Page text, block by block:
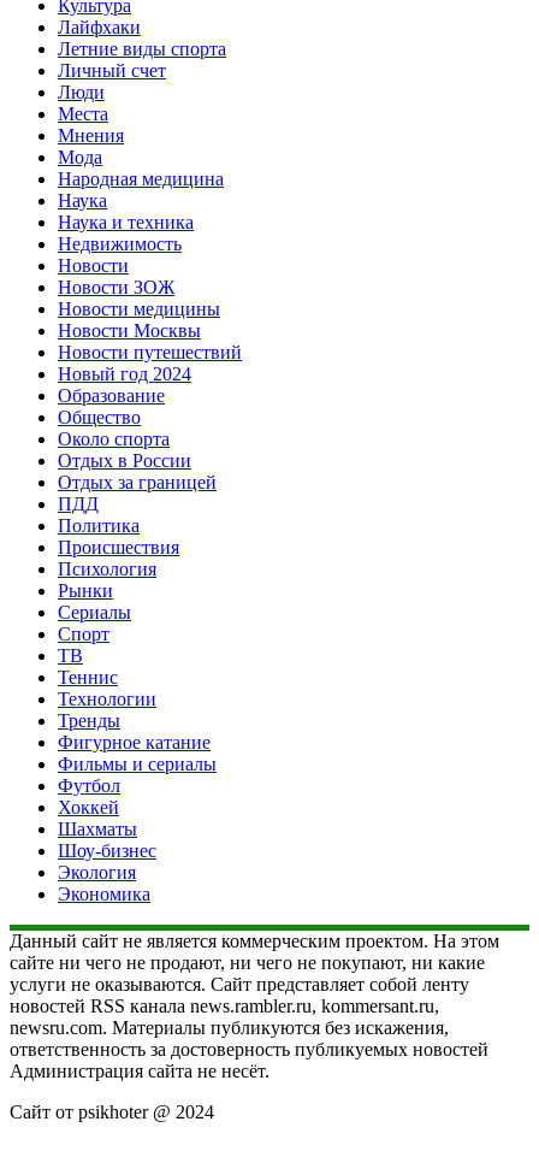
Культура
Лайфхаки
Летние виды спорта
Личный счет
Люди
Места
Мнения
Мода
Народная медицина
Наука
Наука и техника
Недвижимость
Новости
Новости ЗОЖ
Новости медицины
Новости Москвы
Новости путешествий
Новый год 2024
Образование
Общество
Около спорта
Отдых в России
Отдых за границей
ПДД
Политика
Происшествия
Психология
Рынки
Сериалы
Спорт
ТВ
Теннис
Технологии
Тренды
Фигурное катание
Фильмы и сериалы
Футбол
Хоккей
Шахматы
Шоу-бизнес
Экология
Экономика
Данный сайт не является коммерческим проектом. На этом
сайте ни чего не продают, ни чего не покупают, ни какие
услуги не оказываются. Сайт представляет собой ленту
новостей RSS канала news.rambler.ru, kommersant.ru,
newsru.com. Материалы публикуются без искажения,
ответственность за достоверность публикуемых новостей
Администрация сайта не несёт.
Сайт от psikhoter @ 2024